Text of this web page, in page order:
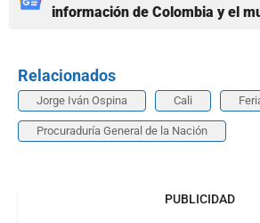
información de Colombia y el
Relacionados
Jorge Iván Ospina Cali
Procuraduría General de la Nación
PUBLICIDAD